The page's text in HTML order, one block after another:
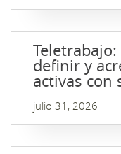
definir y
activas con
julio 31, 2026